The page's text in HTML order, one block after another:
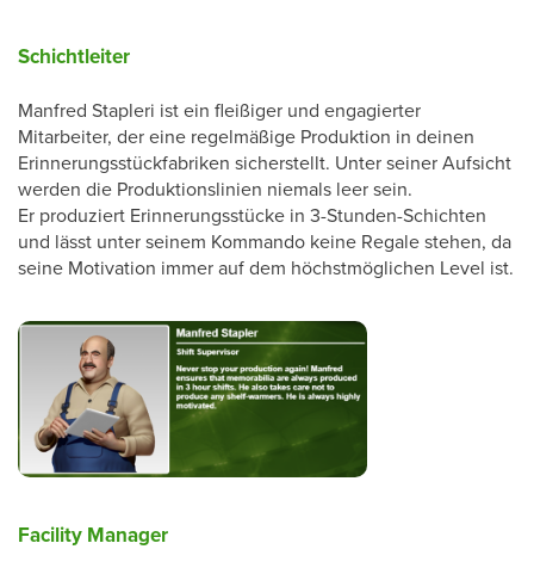
Schichtleiter
Manfred Stapleri ist ein fleißiger und engagierter
Mitarbeiter, der eine regelmäßige Produktion in deinen
Erinnerungsstückfabriken sicherstellt. Unter seiner Aufsicht
werden die Produktionslinien niemals leer sein.
Er produziert Erinnerungsstücke in 3-Stunden-Schichten
und lässt unter seinem Kommando keine Regale stehen, da
seine Motivation immer auf dem höchstmöglichen Level ist.
Facility Manager